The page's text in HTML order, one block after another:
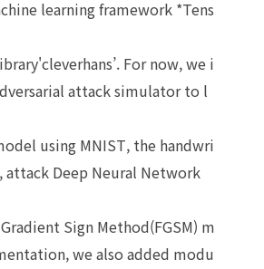
learning framework *Tens
For now, we i
attack simulator to l
using MNIST, the handwri
Deep Neural Network
Sign Method(FGSM) m
we also added modu